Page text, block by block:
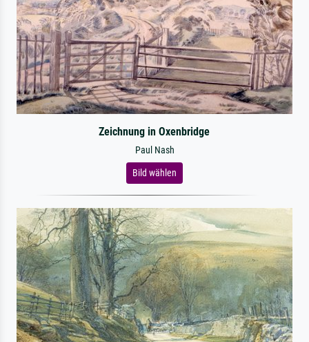
Zeichnung in Oxenbridge
Paul Nash
Bild wählen